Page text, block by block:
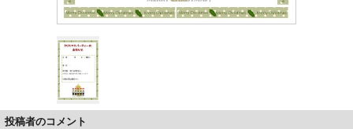
投稿者のコメント